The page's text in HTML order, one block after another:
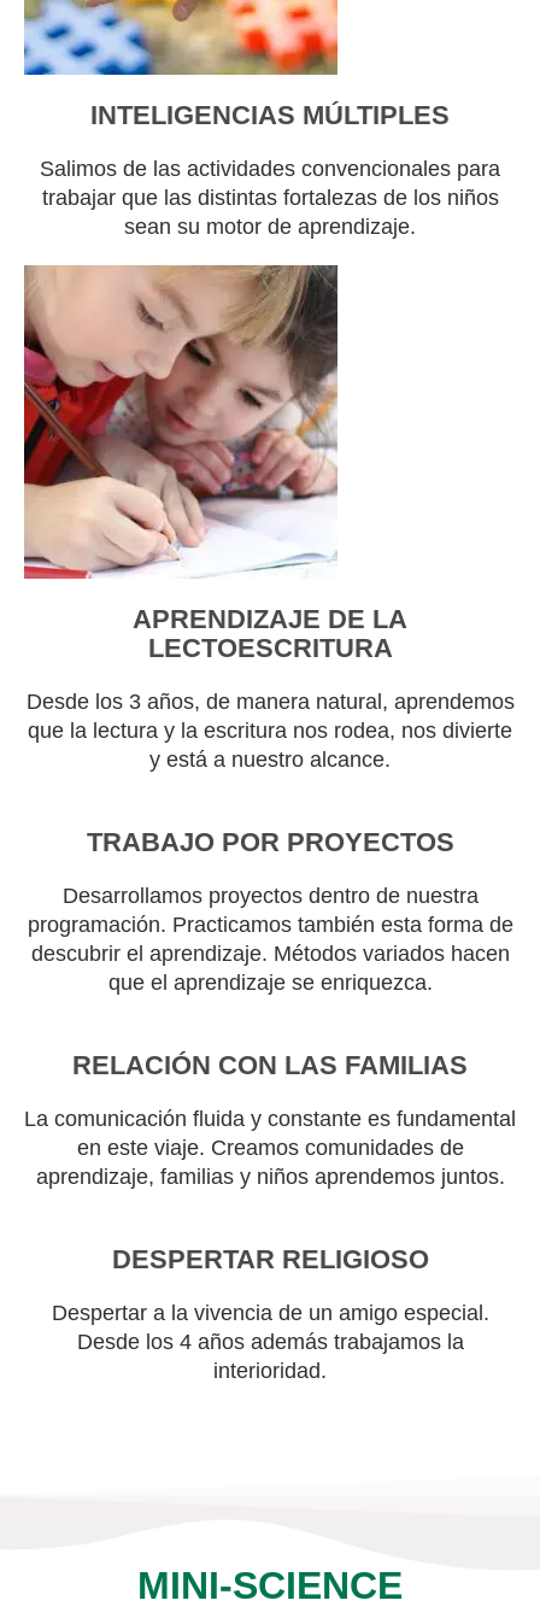
INTELIGENCIAS MÚLTIPLES
Salimos de las actividades convencionales para
trabajar que las distintas fortalezas de los niños
sean su motor de aprendizaje.
APRENDIZAJE DE LA
LECTOESCRITURA
Desde los 3 años, de manera natural, aprendemos
que la lectura y la escritura nos rodea, nos divierte
y está a nuestro alcance.
TRABAJO POR PROYECTOS
Desarrollamos proyectos dentro de nuestra
programación. Practicamos también esta forma de
descubrir el aprendizaje. Métodos variados hacen
que el aprendizaje se enriquezca.
RELACIÓN CON LAS FAMILIAS
La comunicación fluida y constante es fundamental
en este viaje. Creamos comunidades de
aprendizaje, familias y niños aprendemos juntos.
DESPERTAR RELIGIOSO
Despertar a la vivencia de un amigo especial.
Desde los 4 años además trabajamos la
interioridad.
MINI-SCIENCE